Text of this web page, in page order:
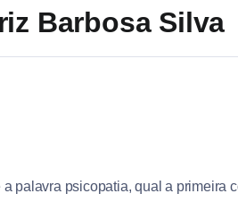
Barbosa Silva
palavra psicopatia, qual a primeira